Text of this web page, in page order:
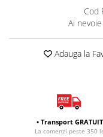
Cod
Ai
Adauga la
• Transport GRATUIT
La comenzi peste 350